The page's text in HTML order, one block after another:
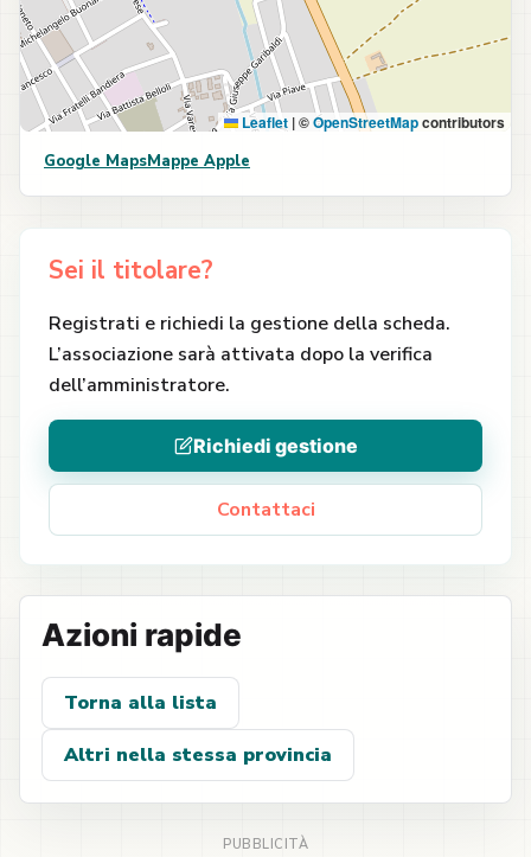
Leaflet |©OpenStreetMapcontributors
Google MapsMappe Apple
Sei il titolare?
Registrati e richiedi la gestione della scheda.
L’associazione sarà attivata dopo la verifica
dell’amministratore.
Richiedi gestione
Contattaci
Azioni rapide
Torna alla lista
Altri nella stessa provincia